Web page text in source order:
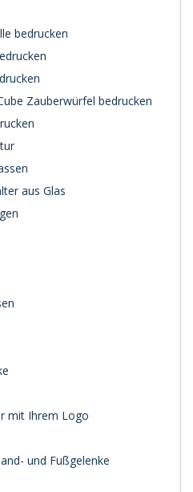
bedrucken
Zauberwürfel bedrucken
aus Glas
mit Ihrem Logo
und Fußgelenke